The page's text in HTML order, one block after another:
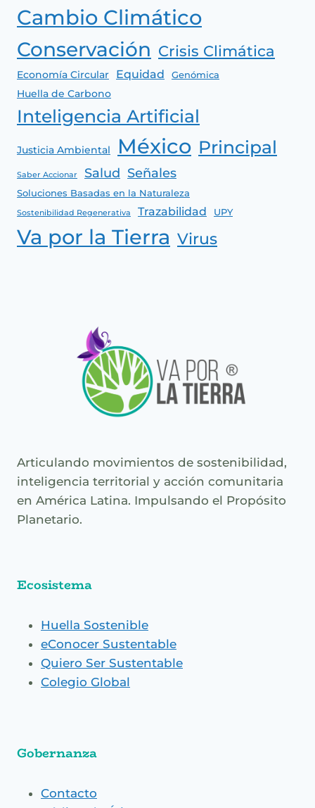
Cambio Climático
Conservación Crisis Climática
Economía Circular Equidad Genómica
Huella de Carbono
Inteligencia Artificial
Justicia Ambiental México Principal
Saber Accionar Salud Señales
Soluciones Basadas en la Naturaleza
Sostenibilidad Regenerativa Trazabilidad UPY
Va por la Tierra Virus
Articulando movimientos de sostenibilidad,
inteligencia territorial y acción comunitaria
en América Latina. Impulsando el Propósito
Planetario.
Ecosistema
Huella Sostenible
eConocer Sustentable
Quiero Ser Sustentable
Colegio Global
Gobernanza
Contacto